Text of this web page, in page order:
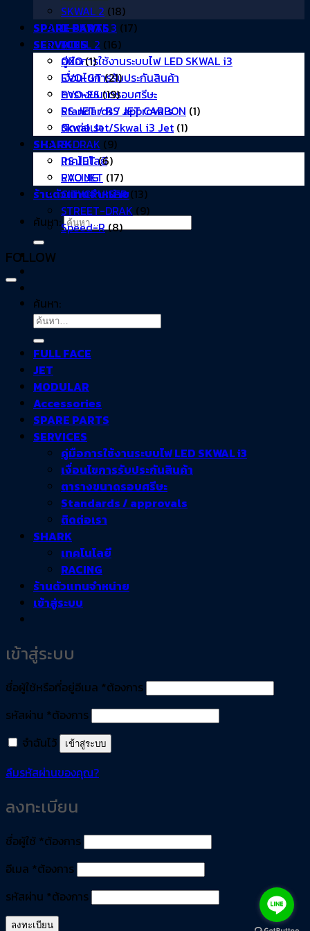
SPARE PARTS
SERVICES
คู่มือการใช้งานระบบไฟ LED SKWAL i3
เงื่อนไขการรับประกันสินค้า
ตารางขนาดรอบศรีษะ
Standards / approvals
ติดต่อเรา
SHARK
เทคโนโลยี
RACING
ร้านตัวแทนจำหน่าย
ค้นหา:
SKWAL 2 (18)
D-SKWAL 3 (17)
RIDILL 2 (16)
OXO(1)
EVO-GT(21)
EVO-ES (19)
RS JET / RS JET CARBON (1)
Skwal Jet/Skwal i3 Jet (1)
S-DRAK (9)
RS JET(6)
EVO JET (17)
CITYCRUISER (13)
STREET-DRAK (9)
Speed-R(8)
FOLLOW
ค้นหา:
FULL FACE
JET
MODULAR
Accessories
SPARE PARTS
SERVICES
คู่มือการใช้งานระบบไฟ LED SKWAL i3
เงื่อนไขการรับประกันสินค้า
ตารางขนาดรอบศรีษะ
Standards / approvals
ติดต่อเรา
SHARK
เทคโนโลยี
RACING
ร้านตัวแทนจำหน่าย
เข้าสู่ระบบ
เข้าสู่ระบบ
ชื่อผู้ใช้หรือที่อยู่อีเมล *ต้องการ
รหัสผ่าน *ต้องการ
จำฉันไว้
เข้าสู่ระบบ
ลืมรหัสผ่านของคุณ?
ลงทะเบียน
ชื่อผู้ใช้ *ต้องการ
อีเมล *ต้องการ
รหัสผ่าน *ต้องการ
ลงทะเบียน